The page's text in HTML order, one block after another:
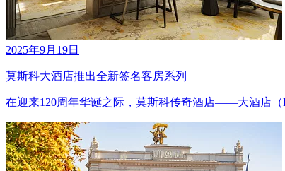
2025年9月19日
莫斯科大酒店推出全新签名客房系列
在迎来120周年华诞之际，莫斯科传奇酒店——大酒店（